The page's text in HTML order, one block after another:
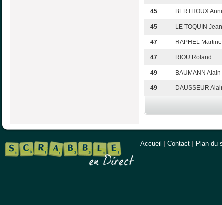
45 BERTHOUX
45 LE TOQUIN
47 RAPHEL Martine
47 RIOU Roland
49 BAUMANN Alain
49 DAUSSEUR
Accueil Contact Plan du